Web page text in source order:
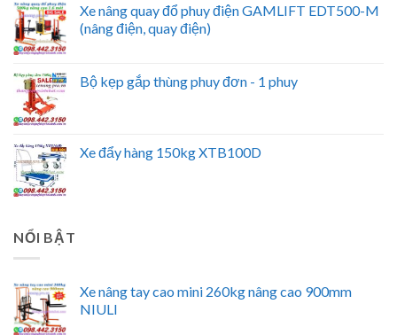
Xe nâng quay đổ phuy điện GAMLIFT EDT500-M
(nâng điện, quay điện)
Bộ kẹp gắp thùng phuy đơn - 1 phuy
Xe đẩy hàng 150kg XTB100D
NỔI BẬT
Xe nâng tay cao mini 260kg nâng cao 900mm
NIULI